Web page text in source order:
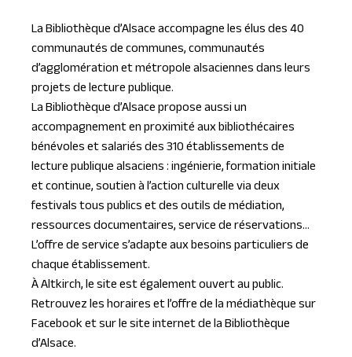
La Bibliothèque d’Alsace accompagne les élus des 40
communautés de communes, communautés
d’agglomération et métropole alsaciennes dans leurs
projets de lecture publique.
La Bibliothèque d’Alsace propose aussi un
accompagnement en proximité aux bibliothécaires
bénévoles et salariés des 310 établissements de
lecture publique alsaciens : ingénierie, formation initiale
et continue, soutien à l’action culturelle via deux
festivals tous publics et des outils de médiation,
ressources documentaires, service de réservations…
L’offre de service s’adapte aux besoins particuliers de
chaque établissement.
À Altkirch, le site est également ouvert au public.
Retrouvez les horaires et l’offre de la médiathèque sur
Facebook et sur le site internet de la Bibliothèque
d’Alsace.